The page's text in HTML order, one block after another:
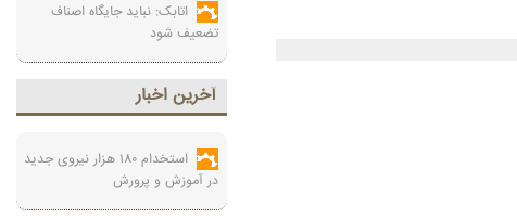
اتابک: نباید جایگاه اصناف
تضعیف شود
آخرين اخبار
استخدام ۱۸۰ هزار نیروی جدید
در آموزش‌ و پرورش